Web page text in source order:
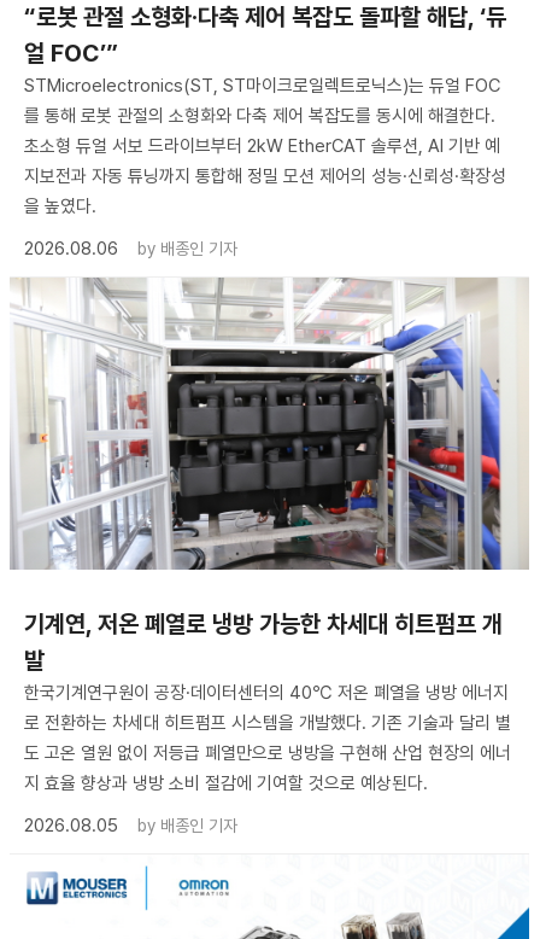
“로봇 관절 소형화·다축 제어 복잡도 돌파할 해답, ‘듀
얼 FOC’”
STMicroelectronics(ST, ST마이크로일렉트로닉스)는 듀얼 FOC
를 통해 로봇 관절의 소형화와 다축 제어 복잡도를 동시에 해결한다.
초소형 듀얼 서보 드라이브부터 2kW EtherCAT 솔루션, AI 기반 예
지보전과 자동 튜닝까지 통합해 정밀 모션 제어의 성능·신뢰성·확장성
을 높였다.
2026.08.06
by 배종인 기자
기계연, 저온 폐열로 냉방 가능한 차세대 히트펌프 개
발
한국기계연구원이 공장·데이터센터의 40℃ 저온 폐열을 냉방 에너지
로 전환하는 차세대 히트펌프 시스템을 개발했다. 기존 기술과 달리 별
도 고온 열원 없이 저등급 폐열만으로 냉방을 구현해 산업 현장의 에너
지 효율 향상과 냉방 소비 절감에 기여할 것으로 예상된다.
2026.08.05
by 배종인 기자